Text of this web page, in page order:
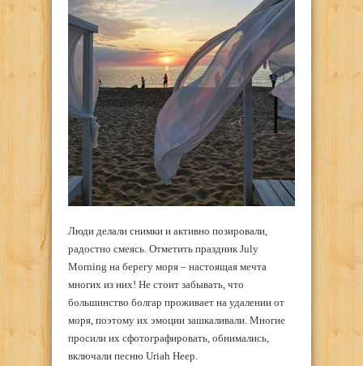
Люди делали снимки и активно позировали,
радостно смеясь. Отметить праздник July
Morning на берегу моря – настоящая мечта
многих из них! Не стоит забывать, что
большинство болгар проживает на удалении от
моря, поэтому их эмоции зашкаливали. Многие
просили их сфотографировать, обнимались,
включали песню Uriah Heep.